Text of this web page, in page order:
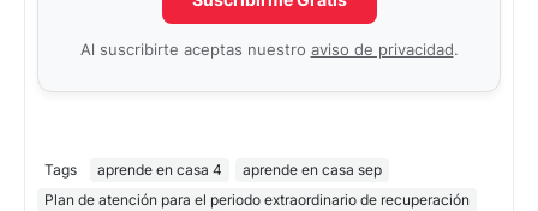
Al suscribirte aceptas nuestro aviso de privacidad.
Tags aprende en casa 4
aprende en casa sep
Plan de atención para el periodo extraordinario de recuperación